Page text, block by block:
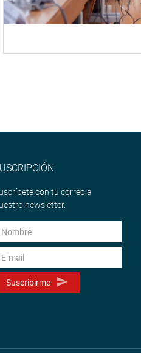
con tu correo a
newsletter.
Suscribirme